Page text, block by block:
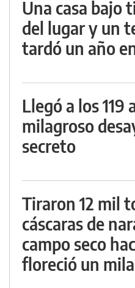
Una casa bajo
del lugar y un
tardó un año
Llegó a los 119
milagroso
secreto
Tiraron 12 mil
cáscaras de
campo seco
floreció un